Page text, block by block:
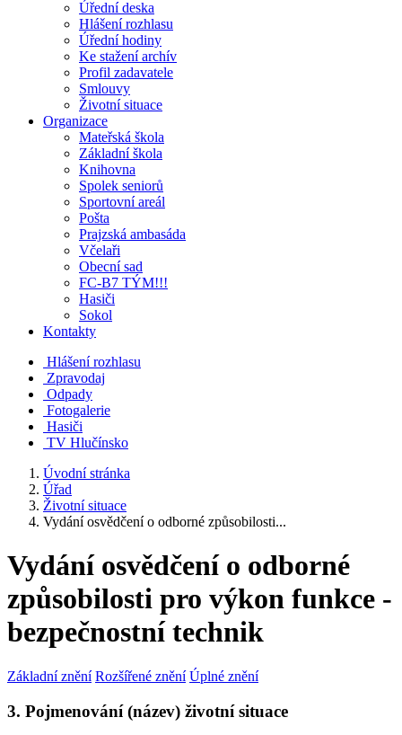
Úřední deska
Hlášení rozhlasu
Úřední hodiny
Ke stažení archív
Profil zadavatele
Smlouvy
Životní situace
Organizace
Mateřská škola
Základní škola
Knihovna
Spolek seniorů
Sportovní areál
Pošta
Prajzská ambasáda
Včelaři
Obecní sad
FC-B7 TÝM!!!
Hasiči
Sokol
Kontakty
Hlášení rozhlasu
Zpravodaj
Odpady
Fotogalerie
Hasiči
TV Hlučínsko
Úvodní stránka
Úřad
Životní situace
Vydání osvědčení o odborné způsobilosti...
Vydání osvědčení o odborné
způsobilosti pro výkon funkce -
bezpečnostní technik
Základní znění Rozšířené znění Úplné znění
3. Pojmenování (název) životní situace